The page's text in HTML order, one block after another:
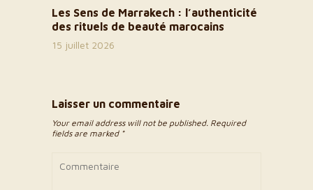
Les Sens de Marrakech : l’authenticité
des rituels de beauté marocains
15 juillet 2026
Laisser un commentaire
Your email address will not be published. Required
fields are marked *